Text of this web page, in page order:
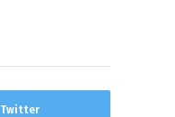
Twitter